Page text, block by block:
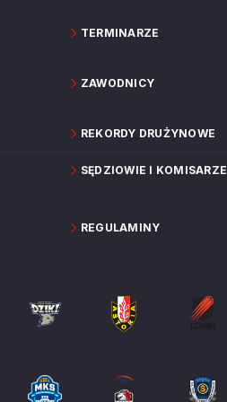
TERMINARZE
ZAWODNICY
REKORDY DRUŻYNOWE
SĘDZIOWIE I KOMISARZE
REGULAMINY